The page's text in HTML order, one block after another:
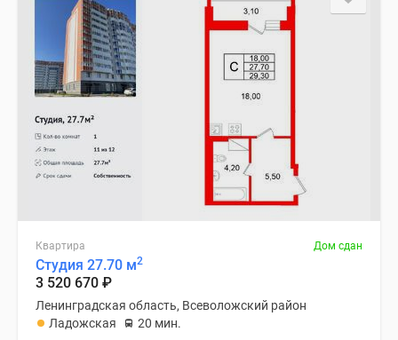
Квартира Дом сдан
Студия 27.70 м2
3 520 670 ₽
Ленинградская область, Всеволожский район
Ладожская
20 мин.